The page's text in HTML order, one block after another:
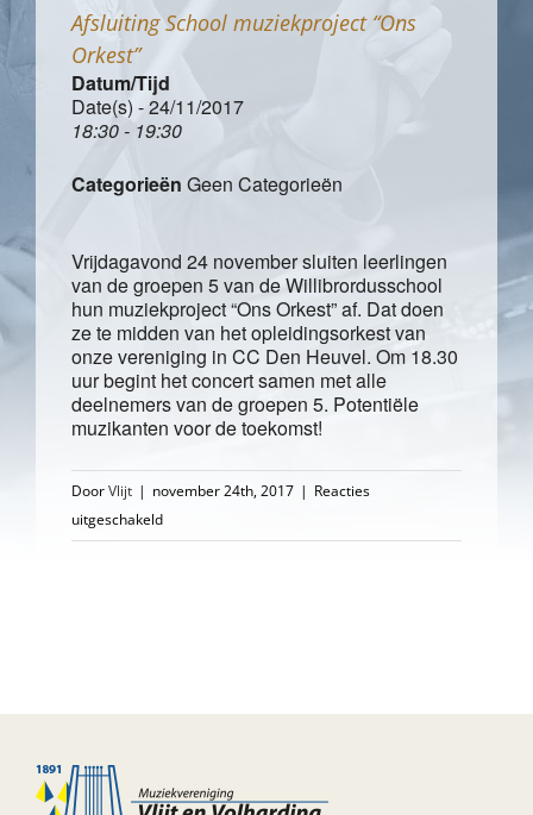
Afsluiting School muziekproject “Ons
Orkest”
Datum/Tijd
Date(s) - 24/11/2017
18:30 - 19:30
Categorieën Geen Categorieën
Vrijdagavond 24 november sluiten leerlingen
van de groepen 5 van de Willibrordusschool
hun muziekproject “Ons Orkest” af. Dat doen
ze te midden van het opleidingsorkest van
onze vereniging in CC Den Heuvel. Om 18.30
uur begint het concert samen met alle
deelnemers van de groepen 5. Potentiële
muzikanten voor de toekomst!
DoorVlijt | november 24th, 2017 | Reacties
uitgeschakeldvoor
Afsluiting